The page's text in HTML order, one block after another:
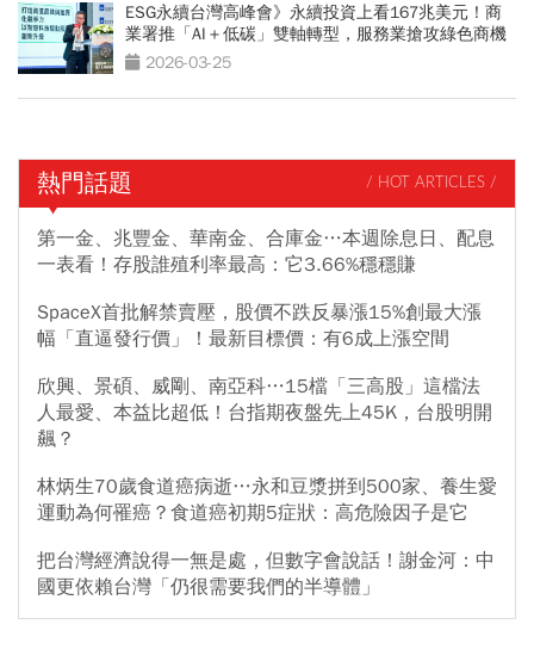
ESG永續台灣高峰會》永續投資上看167兆美元！商
業署推「AI＋低碳」雙軸轉型，服務業搶攻綠色商機
2026-03-25
熱門話題 / HOT ARTICLES /
第一金、兆豐金、華南金、合庫金…本週除息日、配息
一表看！存股誰殖利率最高：它3.66%穩穩賺
SpaceX首批解禁賣壓，股價不跌反暴漲15%創最大漲
幅「直逼發行價」！最新目標價：有6成上漲空間
欣興、景碩、威剛、南亞科…15檔「三高股」這檔法
人最愛、本益比超低！台指期夜盤先上45K，台股明開
飆？
林炳生70歲食道癌病逝…永和豆漿拼到500家、養生愛
運動為何罹癌？食道癌初期5症狀：高危險因子是它
把台灣經濟說得一無是處，但數字會說話！謝金河：中
國更依賴台灣「仍很需要我們的半導體」